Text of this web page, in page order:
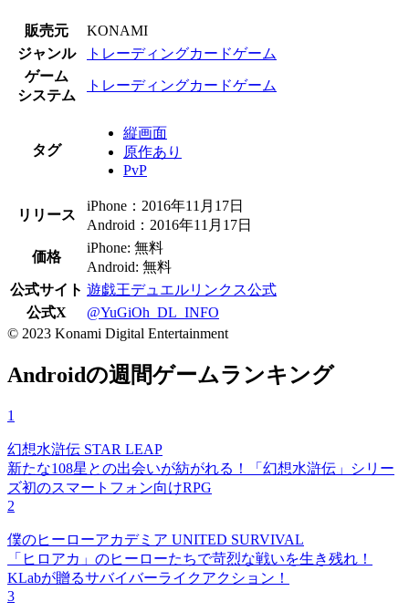
販売元
KONAMI
ジャンル
トレーディングカードゲーム
ゲーム
システム
トレーディングカードゲーム
タグ
縦画面
原作あり
PvP
リリース
iPhone：2016年11月17日
Android：2016年11月17日
価格
iPhone: 無料
Android: 無料
公式サイト 遊戯王デュエルリンクス公式
公式X
@YuGiOh_DL_INFO
© 2023 Konami Digital Entertainment
Androidの週間ゲームランキング
1
幻想水滸伝 STAR LEAP
新たな108星との出会いが紡がれる！「幻想水滸伝」シリー
ズ初のスマートフォン向けRPG
2
僕のヒーローアカデミア UNITED SURVIVAL
「ヒロアカ」のヒーローたちで苛烈な戦いを生き残れ！
KLabが贈るサバイバーライクアクション！
3